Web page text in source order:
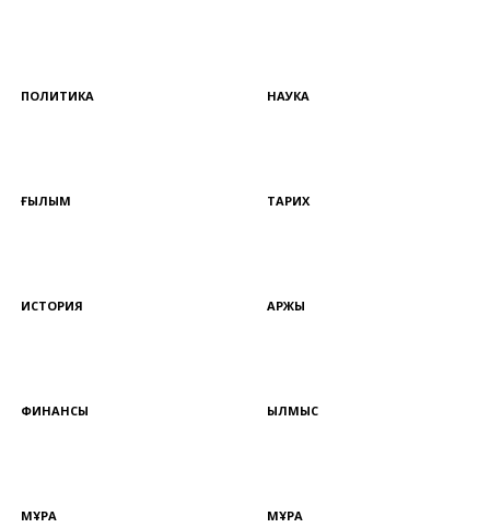
ПОЛИТИКА НАУКА
ҒЫЛЫМ ТАРИХ
ИСТОРИЯ ҚАРЖЫ
ФИНАНСЫ ҚЫЛМЫС
МҰРА МҰРА